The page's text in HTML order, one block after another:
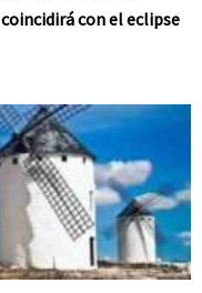
con el eclipse